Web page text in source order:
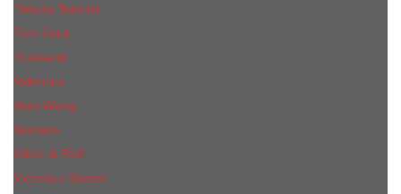
Tiziana Terenzi
Tom Ford
Trussardi
Valentino
Vera Wang
Versace
Viktor & Rolf
Victoria s Secret